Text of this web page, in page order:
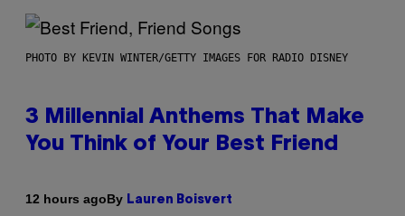
PHOTO BY KEVIN WINTER/GETTY IMAGES FOR RADIO DISNEY
3 Millennial Anthems That Make
You Think of Your Best Friend
12 hours agoBy Lauren Boisvert